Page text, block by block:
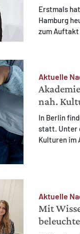
Erstmals
Hamburg
zum Auftakt
Aktuelle
nah.
In Berlin
statt. Unter
Kulturen im
Aktuelle
Mit